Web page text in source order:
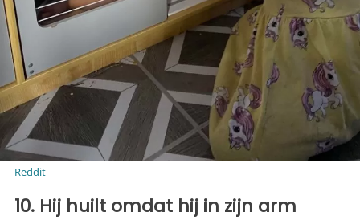
Reddit
10. Hij huilt omdat hij in zijn arm